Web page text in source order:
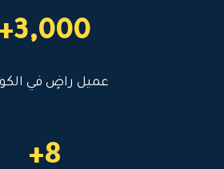
3,000+
عميل راضٍ في
8+